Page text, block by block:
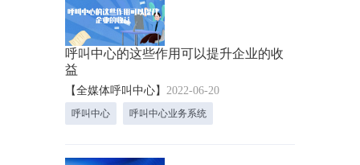
呼叫中心的这些作用可以提升企业的收
益
【全媒体呼叫中心】2022-06-20
呼叫中心 呼叫中心业务系统